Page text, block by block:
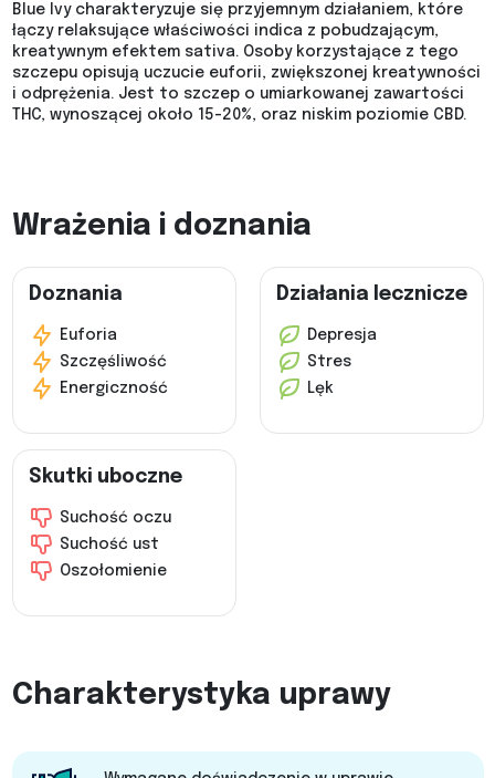
Blue Ivy charakteryzuje się przyjemnym działaniem, które
łączy relaksujące właściwości indica z pobudzającym,
kreatywnym efektem sativa. Osoby korzystające z tego
szczepu opisują uczucie euforii, zwiększonej kreatywności
i odprężenia. Jest to szczep o umiarkowanej zawartości
THC, wynoszącej około 15-20%, oraz niskim poziomie CBD.
Wrażenia i doznania
Doznania
Euforia
Szczęśliwość
Energiczność
Działania lecznicze
Depresja
Stres
Lęk
Skutki uboczne
Suchość oczu
Suchość ust
Oszołomienie
Charakterystyka uprawy